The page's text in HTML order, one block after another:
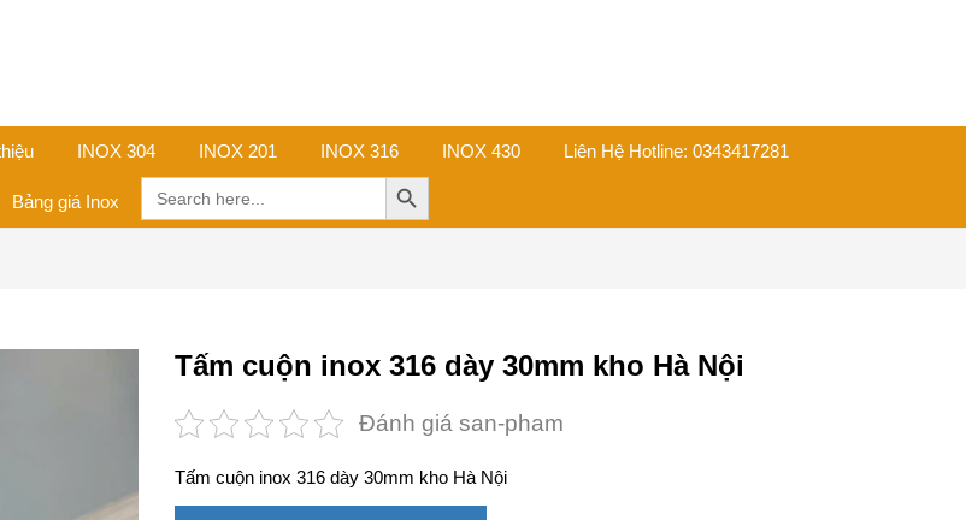
INOX 304 INOX 201 INOX 316 INOX 430 Liên Hệ Hotline: 0343417281
Bảng giá Inox
Search
for:
Search Button
Tấm cuộn inox 316 dày 30mm kho Hà Nội
Đánh giá san-pham
Tấm cuộn inox 316 dày 30mm kho Hà Nội